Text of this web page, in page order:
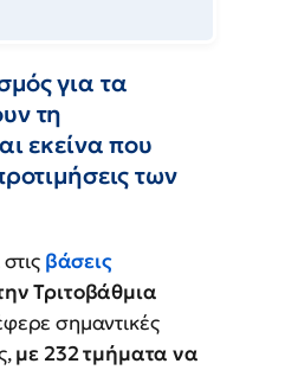
για τα
τη
εκείνα που
των
βάσεις
Τριτοβάθμια
σημαντικές
με 232 τμήματα να